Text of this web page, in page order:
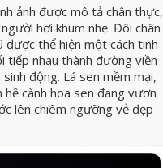
ảnh được mô tả chân thực,
hơi khum nhẹ. Đôi chân
được thể hiện một cách tinh
tiếp nhau thành đường viền
động. Lá sen mềm mại,
hề cành hoa sen đang vươn
lên chiêm ngưỡng vẻ đẹp